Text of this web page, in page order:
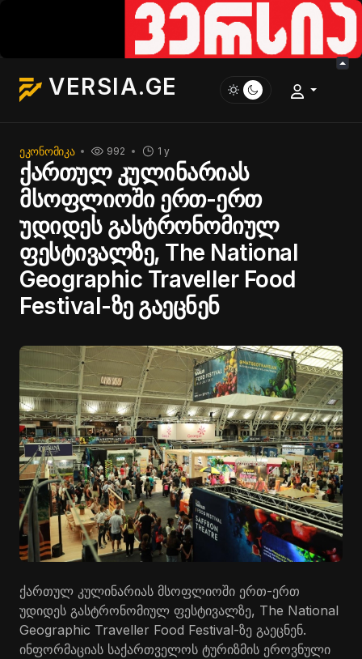
VERSIA.GE
ᲔᲙᲝᲜᲝᲛᲘᲙᲐ 1 y
992
ქართულ კულინარიას
მსოფლიოში ერთ-ერთ
უდიდეს გასტრონომიულ
ფესტივალზე, The National
Geographic Traveller Food
Festival-ზე გაეცნენ
ქართულ კულინარიას მსოფლიოში ერთ-ერთ
უდიდეს გასტრონომიულ ფესტივალზე, The National
Geographic Traveller Food Festival-ზე გაეცნენ.
ინფორმაციას საქართველოს ტურიზმის ეროვნული